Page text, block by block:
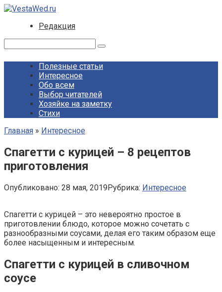
Перейти
контенту
Редакция
Полезные статьи
Интересное
Обо всем
Выбор читателей
Хозяйке на заметку
Стихи
Главная » Интересное
Спагетти с курицей – 8 рецептов
приготовления
Опубликовано: 28 мая, 2019Рубрика: Интересное
Спагетти с курицей – это невероятно простое в
приготовлении блюдо, которое можно сочетать с
разнообразными соусами, делая его таким образом еще
более насыщенным и интересным.
Спагетти с курицей в сливочном
соусе